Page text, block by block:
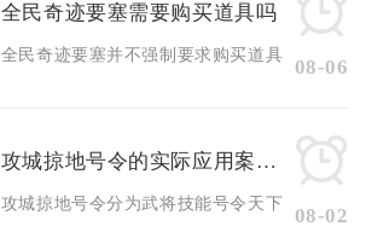
全民奇迹要塞需要购买道具吗
全民奇迹要塞并不强制要求购买道具，零消耗
08-06
攻城掠地号令的实际应用案例有哪些
攻城掠地号令分为武将技能号令天下、国战征
08-02